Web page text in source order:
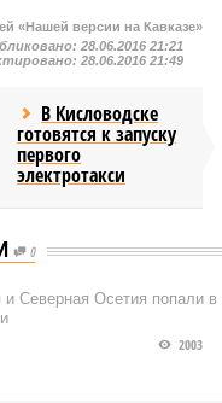
«Нашей версии на Кавказе»
28.06.2016 21:21
28.06.2016 21:49
В Кисловодске
готовятся к запуску
первого
электротакси
0
и Северная Осетия попали в
2003